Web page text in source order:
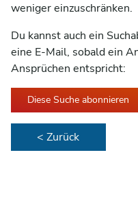
weniger einzuschränken.
Du kannst auch ein
eine E-Mail, sobald ein
Ansprüchen entspricht:
Diese Suche abonnieren
< Zurück